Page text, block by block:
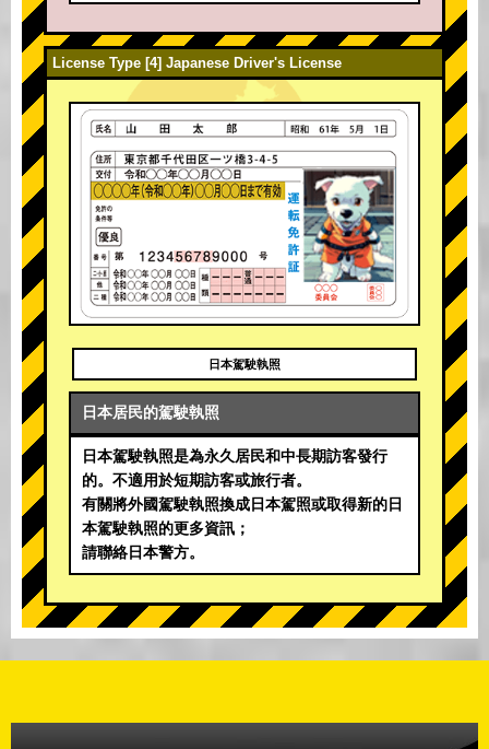
License Type [4] Japanese Driver's License
日本駕駛執照
日本居民的駕駛執照
日本駕駛執照是為永久居民和中長期訪客發行
的。不適用於短期訪客或旅行者。
有關將外國駕駛執照換成日本駕照或取得新的日
本駕駛執照的更多資訊；
請聯絡日本警方。